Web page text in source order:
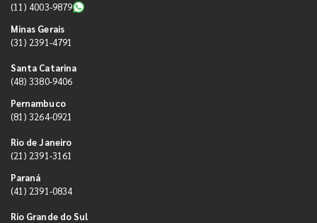
(11) 4003-9879
Minas Gerais
(31) 2391-4791
Santa Catarina
(48) 3380-9406
Pernambuco
(81) 3264-0921
Rio de Janeiro
(21) 2391-3161
Paraná
(41) 2391-0834
Rio Grande do Sul